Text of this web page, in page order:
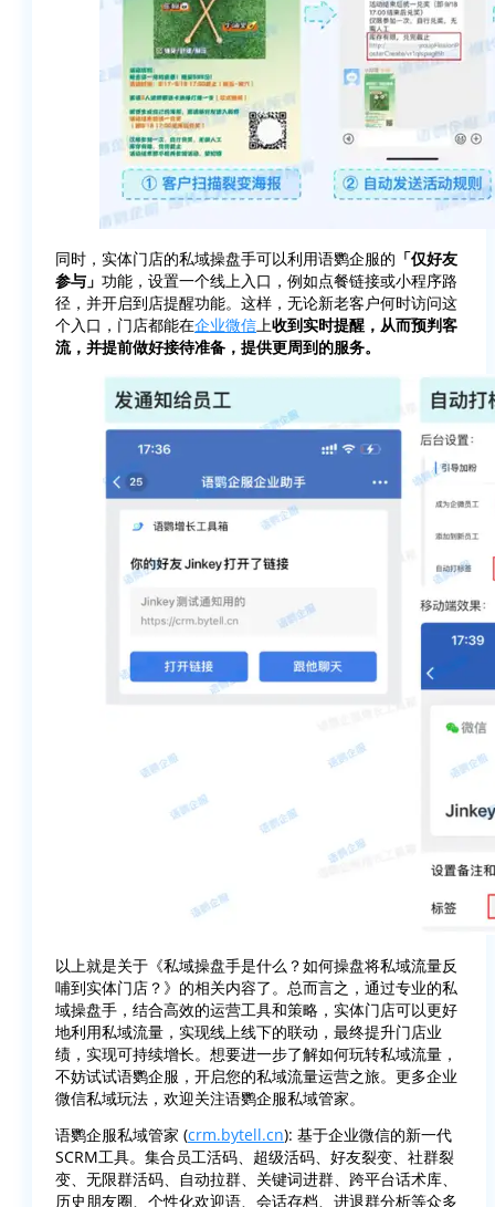
同时，实体门店的私域操盘手可以利用语鹦企服的 「仅好友
参与」 功能，设置一个线上入口，例如点餐链接或小程序路
径，并开启到店提醒功能。这样，无论新老客户何时访问这
个入口，门店都能在企业微信上收到实时提醒，从而预判客
流，并提前做好接待准备，提供更周到的服务。
以上就是关于《私域操盘手是什么？如何操盘将私域流量反
哺到实体门店？》的相关内容了。总而言之，通过专业的私
域操盘手，结合高效的运营工具和策略，实体门店可以更好
地利用私域流量，实现线上线下的联动，最终提升门店业
绩，实现可持续增长。想要进一步了解如何玩转私域流量，
不妨试试语鹦企服，开启您的私域流量运营之旅。更多企业
微信私域玩法，欢迎关注语鹦企服私域管家。
语鹦企服私域管家 (crm.bytell.cn): 基于企业微信的新一代
SCRM工具。集合员工活码、超级活码、好友裂变、社群裂
变、无限群活码、自动拉群、关键词进群、跨平台话术库、
历史朋友圈、个性化欢迎语、会话存档、进退群分析等众多